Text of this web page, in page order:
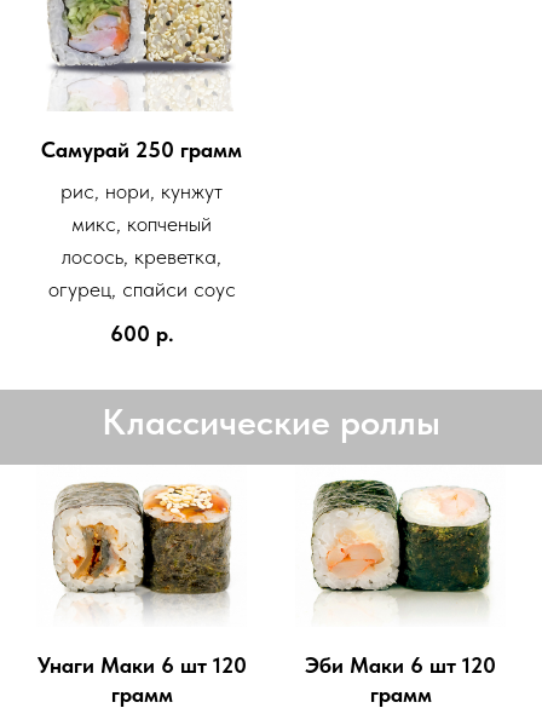
Самурай 250 грамм
рис, нори, кунжут
микс, копченый
лосось, креветка,
огурец, спайси соус
600 р.
Классические роллы
Унаги Маки 6 шт 120
грамм
Эби Маки 6 шт 120
грамм